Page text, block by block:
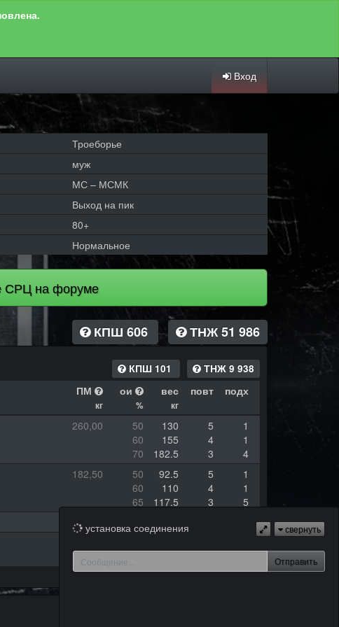
Вход
Троеборье
муж
МС – МСМК
Выход на пик
80+
Нормальное
СРЦ на форуме
КПШ 606
ТНЖ 51 986
КПШ 101 ТНЖ 9 938
ПМ
кг
ои
%
вес
кг
повт подх
260,00 50 130 5
1
60
155 4
1
70
182.5 3
4
182,50 50 92.5 5
1
60
110 4
1
65
117.5 3
5
132,50установка соединения свернуть
Отправить